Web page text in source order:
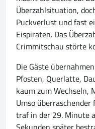
Überzahlsituation,
Puckverlust und fast
Eispiraten. Das
Crimmitschau störte
Die Gäste
Pfosten, Querlatte,
kaum zum Wechseln,
Umso überraschender
traf in der 29. Minute